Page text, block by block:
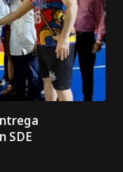
SDE